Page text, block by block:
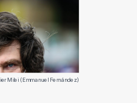
Milei (Emmanuel Fernández)